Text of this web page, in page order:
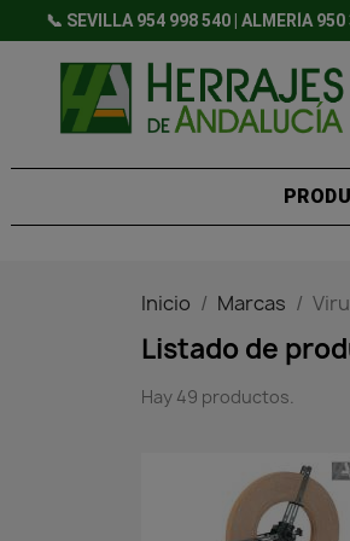
📞 SEVILLA 954 998 540 | ALMERÍA
Inicio Marcas
Listado de
Hay 49 productos.